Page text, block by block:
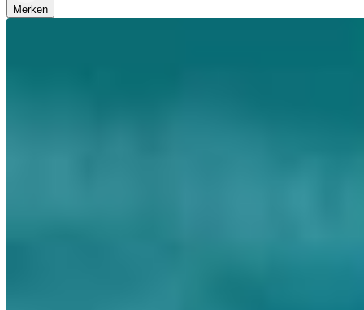
Merken